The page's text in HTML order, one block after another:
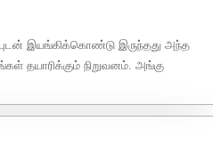
இயங்கிக்கொண்டு இருந்தது அந்த
தயாரிக்கும் நிறுவனம். அங்கு